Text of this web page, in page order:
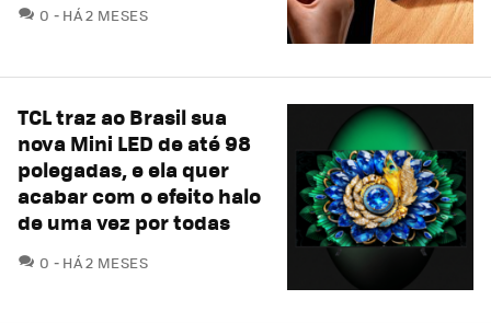
0 COMENTÁRIOS
HÁ 2 MESES
TCL traz ao Brasil sua
nova Mini LED de até 98
polegadas, e ela quer
acabar com o efeito halo
de uma vez por todas
0 COMENTÁRIOS
HÁ 2 MESES